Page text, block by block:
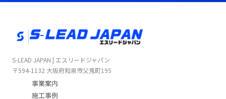
S-LEAD JAPAN | エスリードジャパン
〒594-1132 大阪府和泉市父鬼町195
事業案内
施工事例